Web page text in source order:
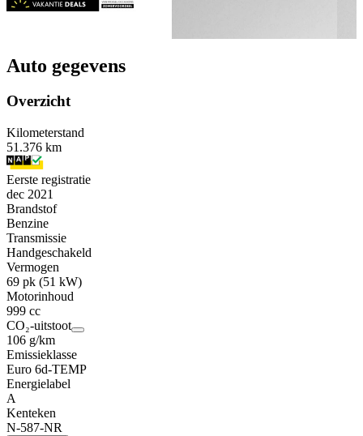
Auto gegevens
Overzicht
Kilometerstand
51.376 km
Eerste registratie
dec 2021
Brandstof
Benzine
Transmissie
Handgeschakeld
Vermogen
69 pk (51 kW)
Motorinhoud
999 cc
CO₂-uitstoot
106 g/km
Emissieklasse
Euro 6d-TEMP
Energielabel
A
Kenteken
N-587-NR